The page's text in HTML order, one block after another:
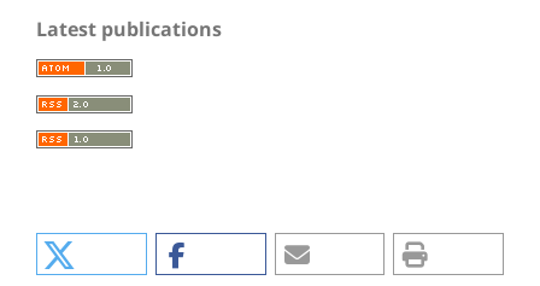
Latest publications